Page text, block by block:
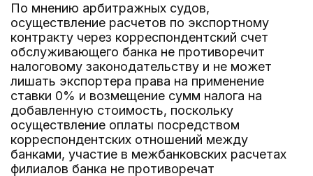
По мнению арбитражных судов,
осуществление расчетов по экспортному
контракту через корреспондентский счет
обслуживающего банка не противоречит
налоговому законодательству и не может
лишать экспортера права на применение
ставки 0% и возмещение сумм налога на
добавленную стоимость, поскольку
осуществление оплаты посредством
корреспондентских отношений между
банками, участие в межбанковских расчетах
филиалов банка не противоречат